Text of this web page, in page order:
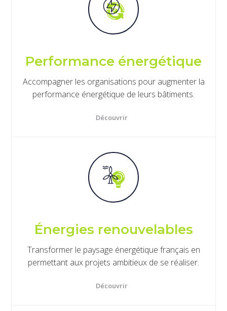
Performance énergétique
Accompagner les organisations pour augmenter la
performance énergétique de leurs bâtiments.
Découvrir
Énergies renouvelables
Transformer le paysage énergétique français en
permettant aux projets ambitieux de se réaliser.
Découvrir